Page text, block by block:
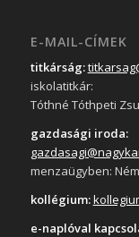
E-MAIL-CÍMEK
titkárság:
iskolatitkár:
Tóthné Tóthpeti
gazdasági iroda:
menzaügyben:
kollégium:
e-naplóval